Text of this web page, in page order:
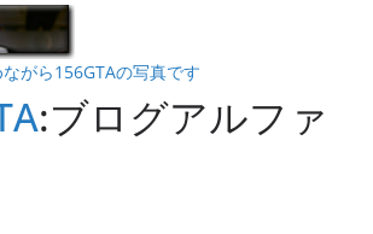
がら156GTAの写真です
:ブログアルファ